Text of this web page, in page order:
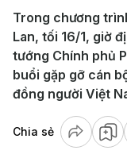
Trong chương
Lan, tối 16/1, giờ
tướng Chính phủ
buổi gặp gỡ cán
đồng người Việt
Chia sẻ